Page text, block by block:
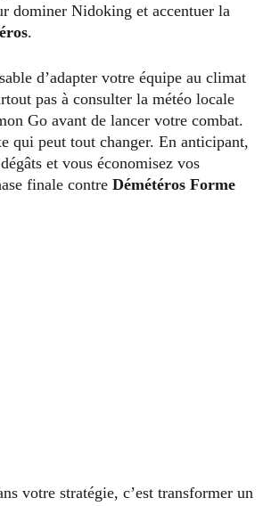
dominer Nidoking et accentuer la
.
d’adapter votre équipe au climat
pas à consulter la météo locale
Go avant de lancer votre combat.
qui peut tout changer. En anticipant,
et vous économisez vos
finale contre Démétéros Forme
votre stratégie, c’est transformer un